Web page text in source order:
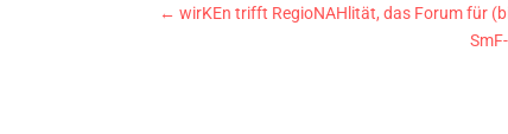
←wirKEn trifft RegioNAHlität, das Forum für